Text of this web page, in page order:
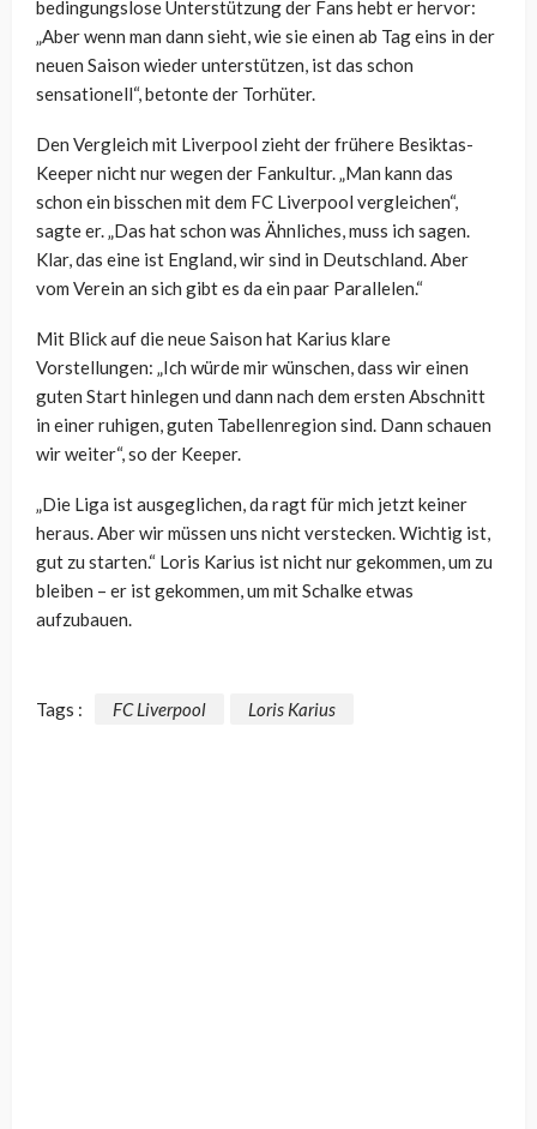
bedingungslose Unterstützung der Fans hebt er hervor:
„Aber wenn man dann sieht, wie sie einen ab Tag eins in der
neuen Saison wieder unterstützen, ist das schon
sensationell“, betonte der Torhüter.
Den Vergleich mit Liverpool zieht der frühere Besiktas-
Keeper nicht nur wegen der Fankultur. „Man kann das
schon ein bisschen mit dem FC Liverpool vergleichen“,
sagte er. „Das hat schon was Ähnliches, muss ich sagen.
Klar, das eine ist England, wir sind in Deutschland. Aber
vom Verein an sich gibt es da ein paar Parallelen.“
Mit Blick auf die neue Saison hat Karius klare
Vorstellungen: „Ich würde mir wünschen, dass wir einen
guten Start hinlegen und dann nach dem ersten Abschnitt
in einer ruhigen, guten Tabellenregion sind. Dann schauen
wir weiter“, so der Keeper.
„Die Liga ist ausgeglichen, da ragt für mich jetzt keiner
heraus. Aber wir müssen uns nicht verstecken. Wichtig ist,
gut zu starten.“ Loris Karius ist nicht nur gekommen, um zu
bleiben – er ist gekommen, um mit Schalke etwas
aufzubauen.
Tags : FC Liverpool Loris Karius